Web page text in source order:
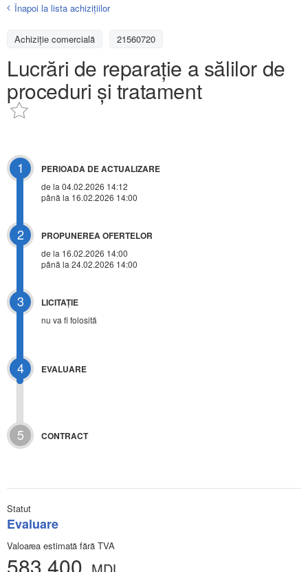
Înapoi la lista achiziţiilor
Achizițiе comercială 21560720
Lucrări de reparație a sălilor de
proceduri și tratament
1 PERIOADA DE ACTUALIZARE
de la 04.02.2026 14:12
până la 16.02.2026 14:00
2 PROPUNEREA OFERTELOR
de la 16.02.2026 14:00
până la 24.02.2026 14:00
3 LICITAŢIE
nu va fi folosită
4 EVALUARE
5 CONTRACT
Statut
Evaluare
Valoarea estimată fără TVA